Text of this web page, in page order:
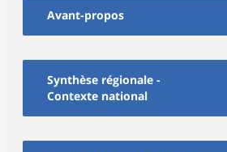
Avant-propos
Synthèse régionale -
Contexte national